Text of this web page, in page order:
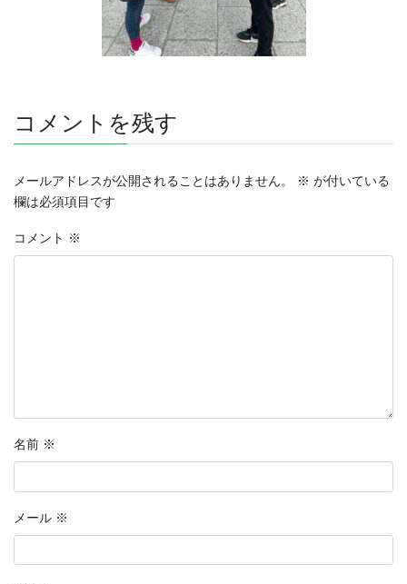
コメントを残す
メールアドレスが公開されることはありません。 ※ が付いている
欄は必須項目です
コメント ※
名前 ※
メール ※